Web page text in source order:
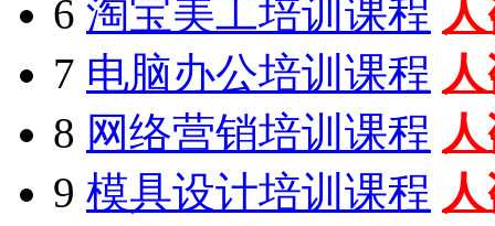
6 淘宝美工培训课程
7 电脑办公培训课程
8 网络营销培训课程
9 模具设计培训课程